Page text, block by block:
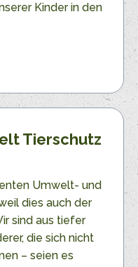
Kinder in den
Tierschutz
Umwelt- und
dies auch der
sind aus tiefer
die sich nicht
– seien es